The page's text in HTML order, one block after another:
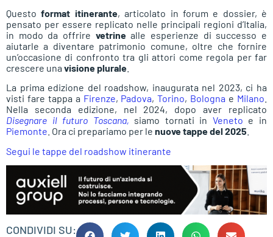
Questoformat itinerante, articolato in forum e dossier, è
pensato per essere replicato nelle principali regioni d’Italia,
in modo da offrire vetrinealle esperienze di successo e
aiutarle a diventare patrimonio comune, oltre che fornire
un’occasione di confronto tra gli attori come regola per far
crescere una visione plurale
La prima edizione del roadshow, inaugurata nel 2023, ci ha
visti fare tappa a Firenze, Padova,Torino, Bologna e Milano
Nella seconda edizione, nel 2024, dopo aver replicato
Disegnare il futuro Toscana, siamo tornati in Veneto e in
Piemonte . Ora ci prepariamo per le nuove tappe del 2025
Segui le tappe del roadshow itinerante
CONDIVIDI SU: